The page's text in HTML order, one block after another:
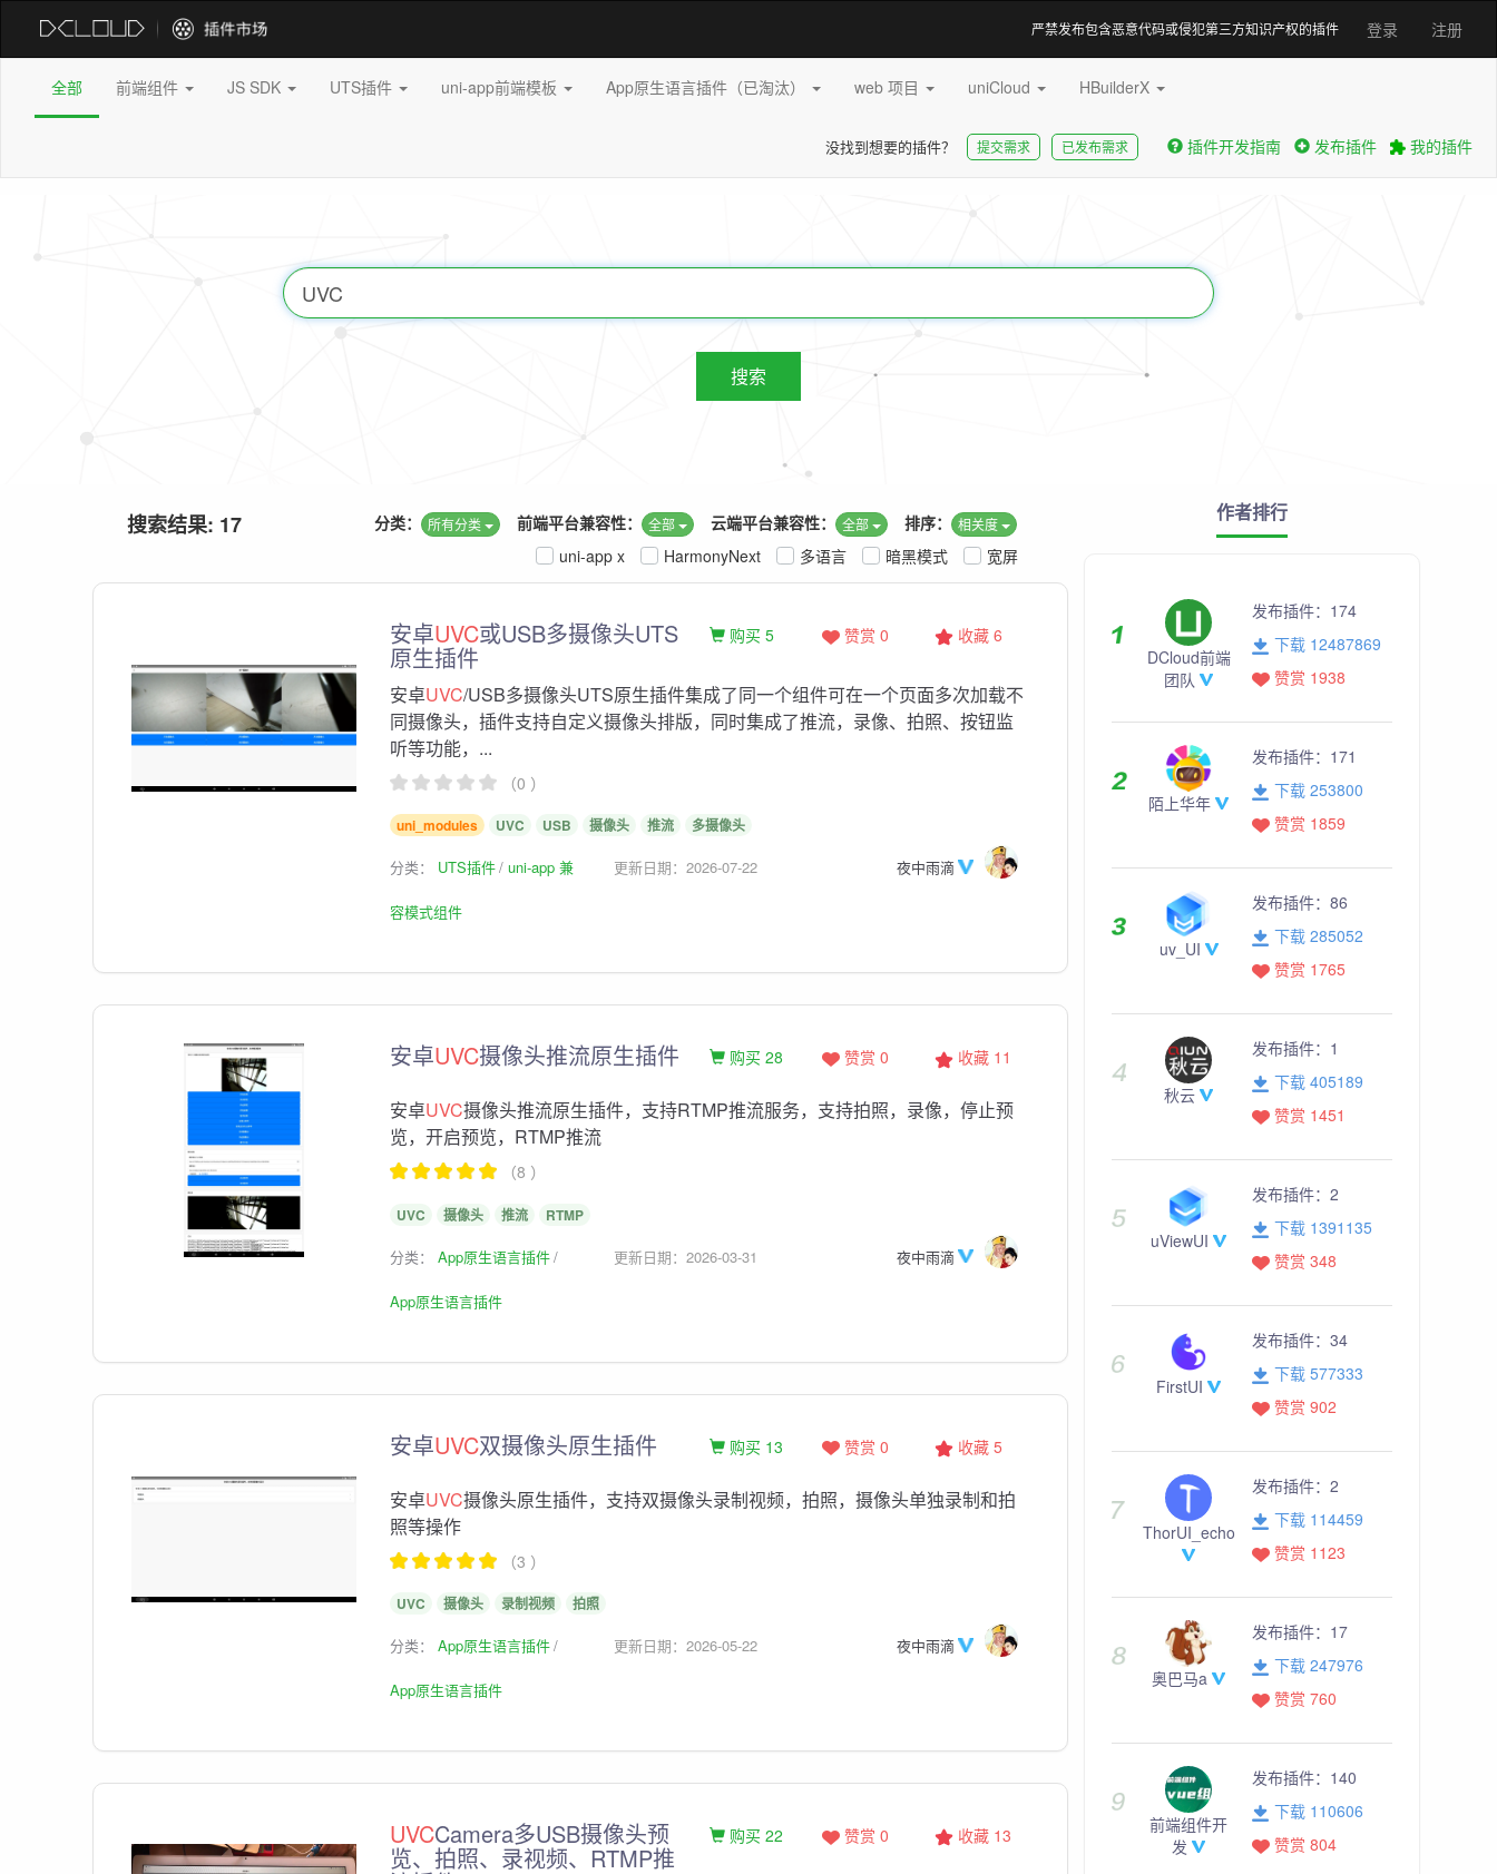
登录 注册
严禁发布包含恶意代码或侵犯第三方知识产权的插件
全部 前端组件 JS SDK UTS插件 uni-app前端模板 App原生语言插件（已淘汰） web 项目 uniCloud HBuilderX
没找到想要的插件？ 提交需求 已发布需求 插件开发指南 发布插件 我的插件
搜索
搜索结果: 17 排序： 相关度
云端平台兼容性： 全部
前端平台兼容性： 全部
分类： 所有分类
宽屏
暗黑模式
多语言
HarmonyNext
uni-app x
安卓UVC或USB多摄像头UTS
原生插件
收藏 6
赞赏 0
购买 5
安卓UVC/USB多摄像头UTS原生插件集成了同一个组件可在一个页面多次加载不
同摄像头，插件支持自定义摄像头排版，同时集成了推流，录像、拍照、按钮监
听等功能，...
（0 ）
uni_modules UVC USB 摄像头 推流 多摄像头
分类： UTS插件 uni-app 兼
容模式组件
更新日期：2026-07-22 夜中雨滴
安卓UVC摄像头推流原生插件 收藏 11
赞赏 0
购买 28
安卓UVC摄像头推流原生插件，支持RTMP推流服务，支持拍照，录像，停止预
览，开启预览，RTMP推流
（8 ）
UVC 摄像头 推流 RTMP
分类： App原生语言插件
App原生语言插件
更新日期：2026-03-31 夜中雨滴
安卓UVC双摄像头原生插件 收藏 5
赞赏 0
购买 13
安卓UVC摄像头原生插件，支持双摄像头录制视频，拍照，摄像头单独录制和拍
照等操作
（3 ）
UVC 摄像头 录制视频 拍照
分类： App原生语言插件
App原生语言插件
更新日期：2026-05-22 夜中雨滴
UVCCamera多USB摄像头预
览、拍照、录视频、RTMP推
收藏 13
赞赏 0
购买 22
作者排行
DCloud前端
团队
发布插件： 174
下载 12487869
赞赏 1938
陌上华年
发布插件： 171
下载 253800
赞赏 1859
uv_UI
发布插件： 86
下载 285052
赞赏 1765
秋云
发布插件： 1
下载 405189
赞赏 1451
uViewUI
发布插件： 2
下载 1391135
赞赏 348
FirstUI
发布插件： 34
下载 577333
赞赏 902
ThorUI_echo
发布插件： 2
下载 114459
赞赏 1123
奥巴马a
发布插件： 17
下载 247976
赞赏 760
前端组件开
发
发布插件： 140
下载 110606
赞赏 804